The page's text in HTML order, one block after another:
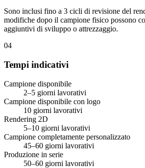
Sono inclusi fino a 3 cicli di revisione del
modifiche dopo il campione fisico possono
aggiuntivi di sviluppo o attrezzaggio.
04
Tempi indicativi
Campione disponibile
2–5 giorni lavorativi
Campione disponibile con logo
10 giorni lavorativi
Rendering 2D
5–10 giorni lavorativi
Campione completamente personalizzato
45–60 giorni lavorativi
Produzione in serie
50–60 giorni lavorativi